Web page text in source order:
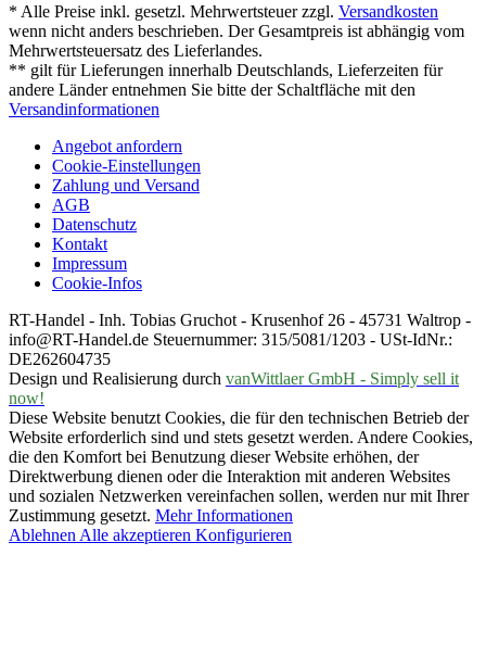
* Alle Preise inkl. gesetzl. Mehrwertsteuer zzgl. Versandkosten
wenn nicht anders beschrieben. Der Gesamtpreis ist abhängig vom
Mehrwertsteuersatz des Lieferlandes.
** gilt für Lieferungen innerhalb Deutschlands, Lieferzeiten für
andere Länder entnehmen Sie bitte der Schaltfläche mit den
Versandinformationen
Angebot anfordern
Cookie-Einstellungen
Zahlung und Versand
AGB
Datenschutz
Kontakt
Impressum
Cookie-Infos
RT-Handel - Inh. Tobias Gruchot - Krusenhof 26 - 45731 Waltrop -
info@RT-Handel.de Steuernummer: 315/5081/1203 - USt-IdNr.:
DE262604735
Design und Realisierung durch vanWittlaer GmbH - Simply sell it
now!
Diese Website benutzt Cookies, die für den technischen Betrieb der
Website erforderlich sind und stets gesetzt werden. Andere Cookies,
die den Komfort bei Benutzung dieser Website erhöhen, der
Direktwerbung dienen oder die Interaktion mit anderen Websites
und sozialen Netzwerken vereinfachen sollen, werden nur mit Ihrer
Zustimmung gesetzt. Mehr Informationen
Ablehnen Alle akzeptieren Konfigurieren